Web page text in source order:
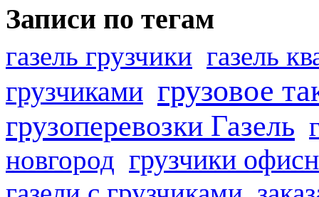
Записи по тегам
газель грузчики газель
грузчиками грузовое
грузоперевозки Газель
новгород грузчики